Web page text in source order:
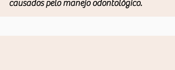
causados pelo manejo odontológico.